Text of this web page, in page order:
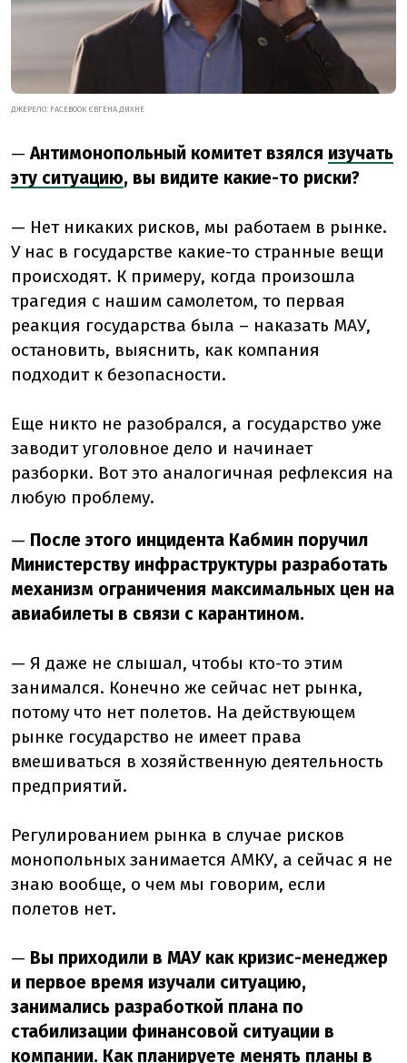
ДЖЕРЕЛО: FACEBOOK ЄВГЕНА ДИХНЕ
—Антимонопольный комитет взялся изучать
эту ситуацию, вы видите какие-то риски?
— Нет никаких рисков, мы работаем в рынке.
У нас в государстве какие-то странные вещи
происходят. К примеру, когда произошла
трагедия с нашим самолетом, то первая
реакция государства была – наказать МАУ,
остановить, выяснить, как компания
подходит к безопасности.
Еще никто не разобрался, а государство уже
заводит уголовное дело и начинает
разборки. Вот это аналогичная рефлексия на
любую проблему.
— После этого инцидента Кабмин поручил
Министерству инфраструктуры разработать
механизм ограничения максимальных цен на
авиабилеты в связи с карантином.
— Я даже не слышал, чтобы кто-то этим
занимался. Конечно же сейчас нет рынка,
потому что нет полетов. На действующем
рынке государство не имеет права
вмешиваться в хозяйственную деятельность
предприятий.
Регулированием рынка в случае рисков
монопольных занимается АМКУ, а сейчас я не
знаю вообще, о чем мы говорим, если
полетов нет.
— Вы приходили в МАУ как кризис-менеджер
и первое время изучали ситуацию,
занимались разработкой плана по
стабилизации финансовой ситуации в
компании. Как планируете менять планы в